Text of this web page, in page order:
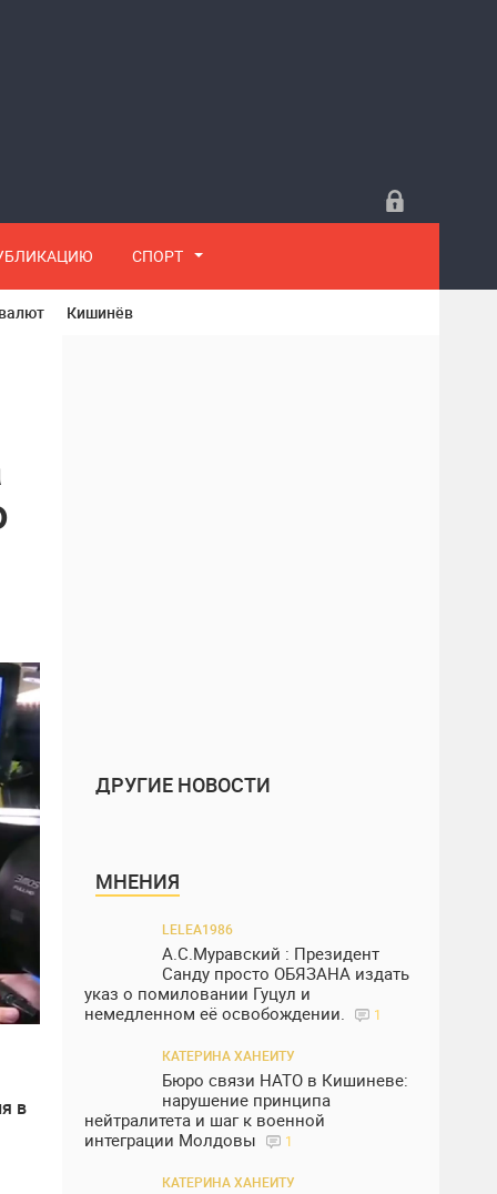
СПОРТ
Кишинёв
в
ДРУГИЕ НОВОСТИ
МНЕНИЯ
LELEA1986
А.С.Муравский : Президент
Санду просто ОБЯЗАНА издать
указ о помиловании Гуцул и
немедленном её освобождении.
1
КАТЕРИНА ХАНЕИТУ
Бюро связи НАТО в Кишиневе:
нарушение принципа
нейтралитета и шаг к военной
интеграции Молдовы
1
КАТЕРИНА ХАНЕИТУ